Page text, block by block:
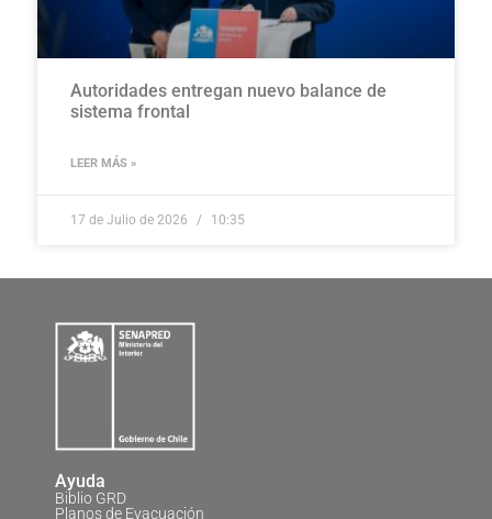
Autoridades entregan nuevo balance de
sistema frontal
LEER MÁS »
17 de Julio de 2026 10:35
Ayuda
Biblio GRD
Planos de Evacuación